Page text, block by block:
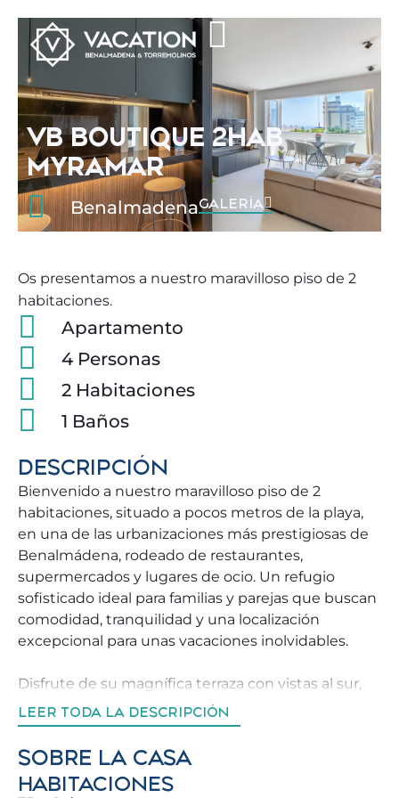
VB BOUTIQUE 2HAB
MYRAMAR
BenalmadenaGALERÍA
Os presentamos a nuestro maravilloso piso de 2
habitaciones.
Apartamento
4 Personas
2 Habitaciones
1 Baños
DESCRIPCIÓN
Bienvenido a nuestro maravilloso piso de 2
habitaciones, situado a pocos metros de la playa,
en una de las urbanizaciones más prestigiosas de
Benalmádena, rodeado de restaurantes,
supermercados y lugares de ocio. Un refugio
sofisticado ideal para familias y parejas que buscan
comodidad, tranquilidad y una localización
excepcional para unas vacaciones inolvidables.
Disfrute de su magnífica terraza con vistas al sur,
equipada con mobiliario para poder disfrutar de
nuestro agradable sol ☕. La vivienda destaca por su
luz natural maravillosa y su atmósfera acogedora,
creando el ambiente perfecto para desconectar y
disfrutar. Podrá disfrutar de noches de Netflix con
LEER TODA LA DESCRIPCIÓN
SOBRE LA CASA
HABITACIONES